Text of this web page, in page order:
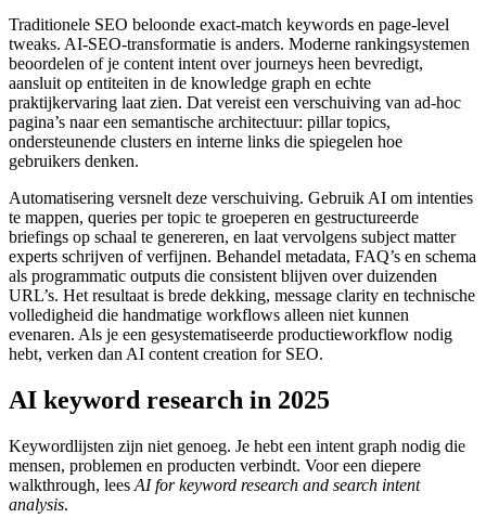
Traditionele SEO beloonde exact-match keywords en page-level
tweaks. AI-SEO-transformatie is anders. Moderne rankingsystemen
beoordelen of je content intent over journeys heen bevredigt,
aansluit op entiteiten in de knowledge graph en echte
praktijkervaring laat zien. Dat vereist een verschuiving van ad-hoc
pagina’s naar een semantische architectuur: pillar topics,
ondersteunende clusters en interne links die spiegelen hoe
gebruikers denken.
Automatisering versnelt deze verschuiving. Gebruik AI om intenties
te mappen, queries per topic te groeperen en gestructureerde
briefings op schaal te genereren, en laat vervolgens subject matter
experts schrijven of verfijnen. Behandel metadata, FAQ’s en schema
als programmatic outputs die consistent blijven over duizenden
URL’s. Het resultaat is brede dekking, message clarity en technische
volledigheid die handmatige workflows alleen niet kunnen
evenaren. Als je een gesystematiseerde productieworkflow nodig
hebt, verken dan AI content creation for SEO.
AI keyword research in 2025
Keywordlijsten zijn niet genoeg. Je hebt een intent graph nodig die
mensen, problemen en producten verbindt. Voor een diepere
walkthrough, lees AI for keyword research and search intent
analysis.